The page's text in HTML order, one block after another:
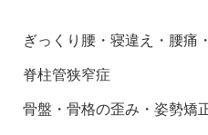
ぎっくり腰・寝違え・腰痛
脊柱管狭窄症
骨盤・骨格の歪み・姿勢矯